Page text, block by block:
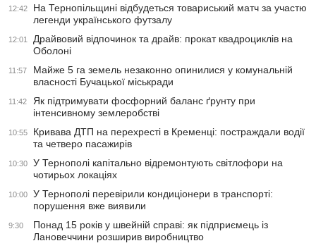
12:42
На Тернопільщині відбудеться товариський матч за участю
легенди українського футзалу
12:01
Драйвовий відпочинок та драйв: прокат квадроциклів на
Оболоні
11:57
Майже 5 га земель незаконно опинилися у комунальній
власності Бучацької міськради
11:42
Як підтримувати фосфорний баланс ґрунту при
інтенсивному землеробстві
10:55
Кривава ДТП на перехресті в Кременці: постраждали водії
та четверо пасажирів
10:30
У Тернополі капітально відремонтують світлофори на
чотирьох локаціях
10:00
У Тернополі перевірили кондиціонери в транспорті:
порушення вже виявили
9:30
Понад 15 років у швейній справі: як підприємець із
Лановеччини розширив виробництво